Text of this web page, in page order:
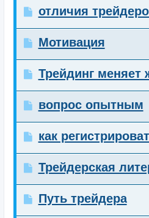
отличия
Мотивация
Трейдинг меняет
вопрос опытным
как
Трейдерская
Путь трейдера